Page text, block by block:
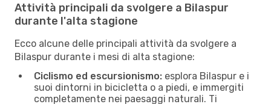
Attività principali da svolgere a Bilaspur
durante l'alta stagione
Ecco alcune delle principali attività da svolgere a
Bilaspur durante i mesi di alta stagione:
Ciclismo ed escursionismo: esplora Bilaspur e i
suoi dintorni in bicicletta o a piedi, e immergiti
completamente nei paesaggi naturali. Ti